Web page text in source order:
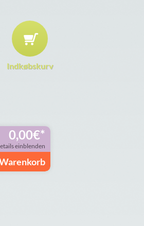
Indkøbskurv
0,00€
einblenden